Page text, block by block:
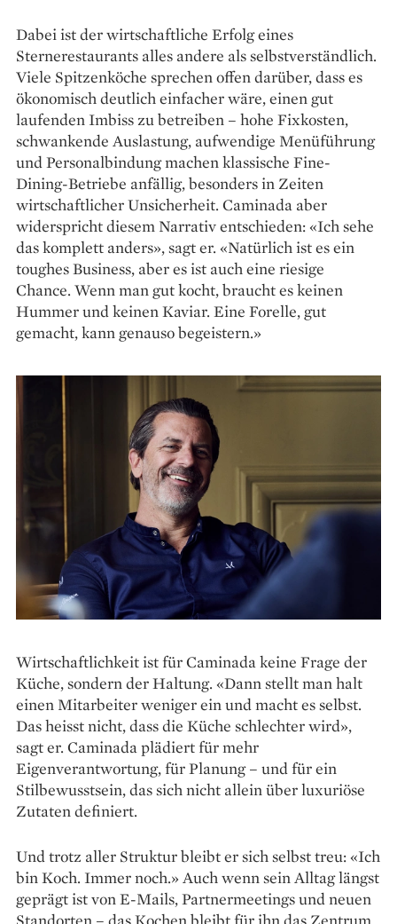
Dabei ist der wirtschaftliche Erfolg eines
Sternerestaurants alles andere als selbstverständlich.
Viele Spitzenköche sprechen offen darüber, dass es
ökonomisch deutlich einfacher wäre, einen gut
laufenden Imbiss zu betreiben – hohe Fix­kosten,
schwankende Auslastung, aufwendige Menü­führung
und Personalbindung machen klassische Fine-
Dining-Betriebe anfällig, besonders in Zeiten
wirtschaftlicher Unsicherheit. Caminada aber
widerspricht diesem Narrativ entschieden: «Ich sehe
das komplett anders», sagt er. «Natürlich ist es ein
toughes Business, aber es ist auch eine ­riesige
Chance. Wenn man gut kocht, braucht es keinen
Hummer und keinen Kaviar. Eine Forelle, gut
gemacht, kann genauso begeistern.»
Wirtschaftlichkeit ist für Caminada keine Frage der
Küche, sondern der Haltung. «Dann stellt man halt
einen Mitarbeiter weniger ein und macht es selbst.
Das heisst nicht, dass die Küche schlechter wird»,
sagt er. Caminada plädiert für mehr
Eigenverantwortung, für Planung – und für ein
Stilbewusstsein, das sich nicht allein über luxuriöse
Zutaten definiert.
Und trotz aller Struktur bleibt er sich selbst treu: «Ich
bin Koch. Immer noch.» Auch wenn sein Alltag längst
geprägt ist von E-Mails, Partner­meetings und neuen